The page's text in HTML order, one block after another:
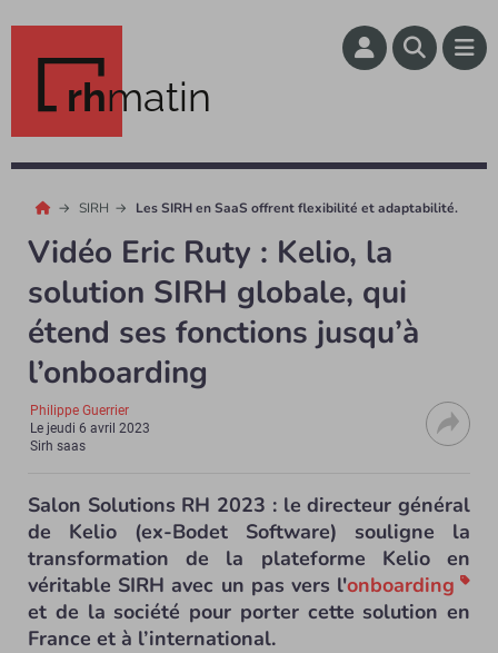
rhmatin
SIRH Les SIRH en SaaS offrent flexibilité et adaptabilité.
Vidéo Eric Ruty : Kelio, la
solution SIRH globale, qui
étend ses fonctions jusqu’à
l’onboarding
Philippe Guerrier
Le jeudi 6 avril 2023
Sirh saas
Salon Solutions RH 2023 : le directeur général
de Kelio (ex-Bodet Software) souligne la
transformation de la plateforme Kelio en
véritable SIRH avec un pas vers l'onboarding
et de la société pour porter cette solution en
France et à l’international.